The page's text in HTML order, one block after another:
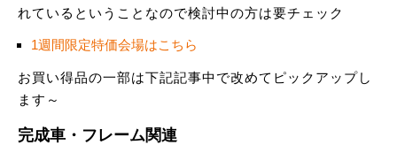
れているということなので検討中の方は要チェック
1週間限定特価会場はこちら
お買い得品の一部は下記記事中で改めてピックアップし
ます～
完成車・フレーム関連